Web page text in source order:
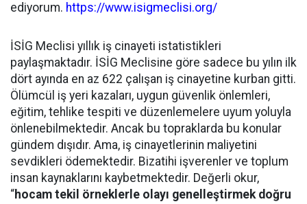
ediyorum. https://www.isigmeclisi.org/
İSİG Meclisi yıllık iş cinayeti istatistikleri
paylaşmaktadır. İSİG Meclisine göre sadece bu yılın ilk
dört ayında en az 622 çalışan iş cinayetine kurban gitti.
Ölümcül iş yeri kazaları, uygun güvenlik önlemleri,
eğitim, tehlike tespiti ve düzenlemelere uyum yoluyla
önlenebilmektedir. Ancak bu topraklarda bu konular
gündem dışıdır. Ama, iş cinayetlerinin maliyetini
sevdikleri ödemektedir. Bizatihi işverenler ve toplum
insan kaynaklarını kaybetmektedir. Değerli okur,
“hocam tekil örneklerle olayı genelleştirmek doğru